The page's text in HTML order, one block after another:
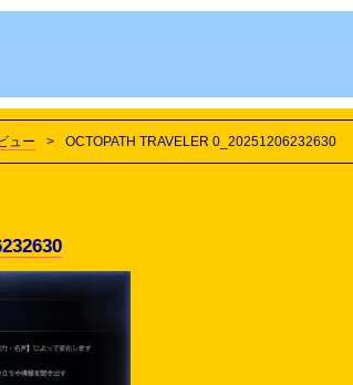
ュー > OCTOPATH TRAVELER 0_20251206232630